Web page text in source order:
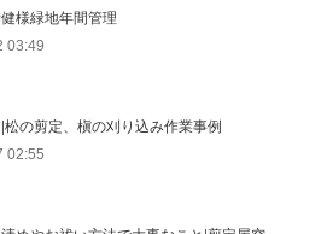
様緑地年間管理
03:49
松の剪定、槇の刈り込み作業事例
02:55